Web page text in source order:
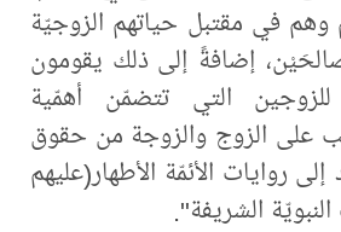
وهم في مقتبل حياتهم الزوجيّة
إضافةً إلى ذلك يقومون
للزوجين التي تتضمّن أهمّية
على الزوج والزوجة من حقوق
إلى روايات الأئمّة الأطهار(عليهم
الشريفة".